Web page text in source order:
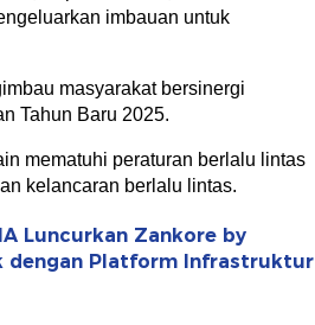
imbauan untuk
masyarakat bersinergi
Tahun Baru 2025.
mematuhi peraturan berlalu lintas
kelancaran berlalu lintas.
Luncurkan Zankore by
dengan Platform Infrastruktur